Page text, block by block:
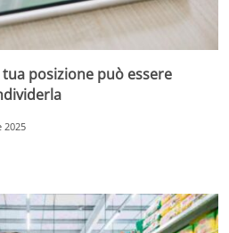
posizione può essere
2025